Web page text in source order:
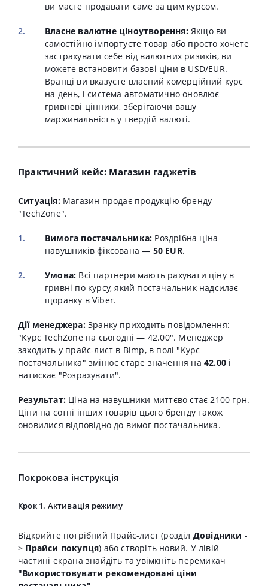
ви маєте продавати саме за цим курсом.
Власне валютне ціноутворення:Якщо ви
самостійно імпортуєте товар або просто хочете
застрахувати себе від валютних ризиків, ви
можете встановити базові ціни в USD/EUR.
Вранці ви вказуєте власний комерційний курс
на день, і система автоматично оновлює
гривневі цінники, зберігаючи вашу
маржинальність у твердій валюті.
Практичний кейс: Магазин гаджетів
Ситуація:Магазин продає продукцію бренду
"TechZone".
Вимога постачальника: Роздрібна ціна
навушників фіксована — 50 EUR.
Умова: Всі партнери мають рахувати ціну в
гривні по курсу, який постачальник надсилає
щоранку в Viber.
Дії менеджера:Зранку приходить повідомлення:
"Курс TechZone на сьогодні — 42.00". Менеджер
заходить у прайс-лист в Bimp, в полі "Курс
постачальника" змінює старе значення на42.00 і
натискає "Розрахувати".
Результат: Ціна на навушники миттєво стає 2100 грн.
Ціни на сотні інших товарів цього бренду також
оновилися відповідно до вимог постачальника.
Покрокова інструкція
Крок 1. Активація режиму
Відкрийте потрібний Прайс-лист (розділ Довідники -
> Прайси покупця) або створіть новий. У лівій
частині екрана знайдіть та увімкніть перемикач
"Використовувати рекомендовані ціни